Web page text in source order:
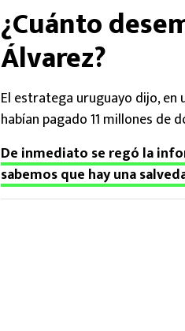
¿Cuánto
Álvarez?
El estratega uruguayo dijo, en
habían pagado 11 millones de
De inmediato se regó la
sabemos que hay una